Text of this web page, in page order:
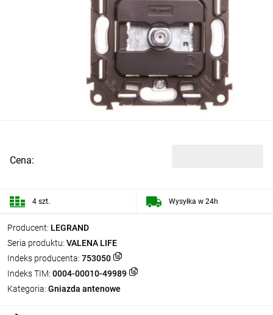
Producent: LEGRAND
Seria produktu: VALENA LIFE
Indeks producenta: 753050
Indeks TIM: 0004-00010-49989
Kategoria: Gniazda antenowe
Cena:
4 szt. Wysyłka w 24h